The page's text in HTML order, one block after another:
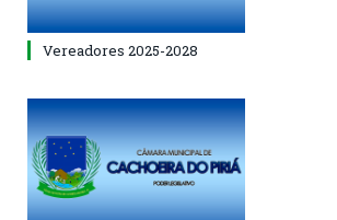
Vereadores 2025-2028